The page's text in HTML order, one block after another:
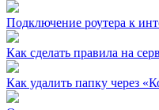
Подключение роутера к
Как сделать правила на
Как удалить папку через